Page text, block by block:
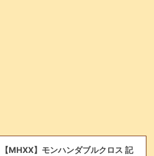
【MHXX】モンハンダブルクロス 記